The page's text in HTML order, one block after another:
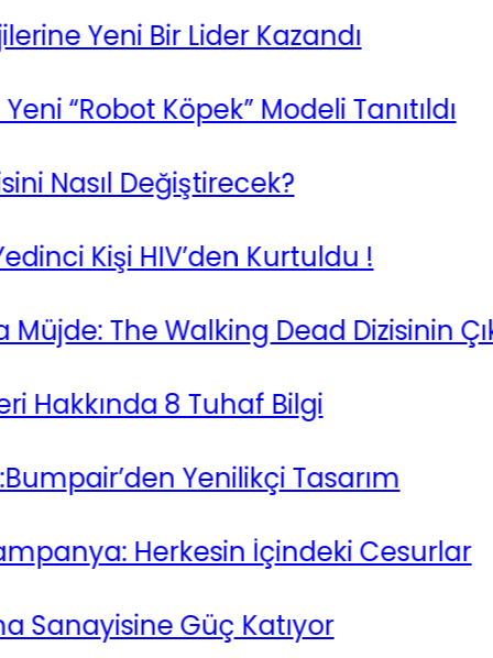
Yeni Bir Lider Kazandı
Köpek” Modeli Tanıtıldı
Değiştirecek?
Kişi HIV’den Kurtuldu !
The Walking Dead Dizisinin Çıkış
8 Tuhaf Bilgi
Yenilikçi Tasarım
Herkesin İçindeki Cesurlar
Güç Katıyor